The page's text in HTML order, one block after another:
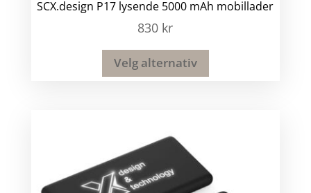
SCX.design P17 lysende 5000 mAh mobillader
830 kr
Velg alternativ